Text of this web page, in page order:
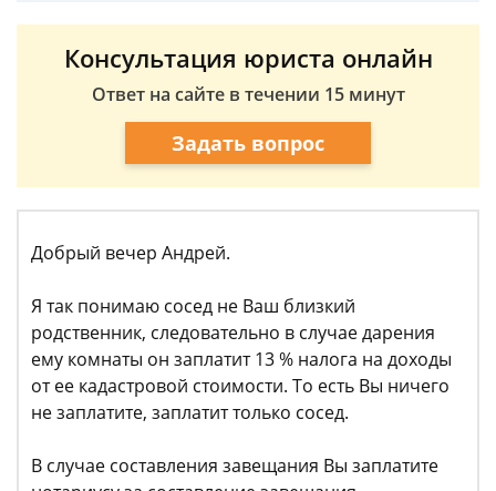
Консультация юриста онлайн
Ответ на сайте в течении 15 минут
Задать вопрос
Добрый вечер Андрей.
Я так понимаю сосед не Ваш близкий
родственник, следовательно в случае дарения
ему комнаты он заплатит 13 % налога на доходы
от ее кадастровой стоимости. То есть Вы ничего
не заплатите, заплатит только сосед.
В случае составления завещания Вы заплатите